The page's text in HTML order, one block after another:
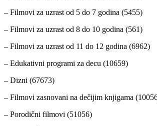
– Filmovi za uzrast od 5 do 7 godina (5455)
– Filmovi za uzrast od 8 do 10 godina (561)
– Filmovi za uzrast od 11 do 12 godina (6962)
– Edukativni programi za decu (10659)
– Dizni (67673)
– Filmovi zasnovani na dečijim knjigama
– Porodični filmovi (51056)